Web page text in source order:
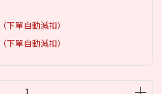
單自動減扣）
單自動減扣）